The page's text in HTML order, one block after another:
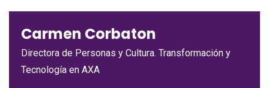
Carmen Corbaton
Directora de Personas y Cultura. Transformación y
Tecnología en AXA